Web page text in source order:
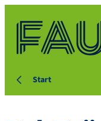
Start